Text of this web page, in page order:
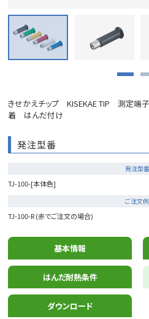
きせかえチップ KISEKAE TIP 測定端
着 はんだ付け
発注型番
発注型番
TJ-100-[本体色]
ご注文例
TJ-100-R (赤でご注文の場合)
基本情報
はんだ耐熱条件
ダウンロード